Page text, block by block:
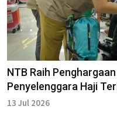
NTB Raih
Penyelenggara Haji
13 Jul 2026